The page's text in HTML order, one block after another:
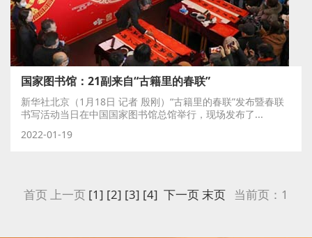
国家图书馆：21副来自“古籍里的春联”
新华社北京（1月18日 记者 殷刚）“古籍里的春联”发布暨春联
书写活动当日在中国国家图书馆总馆举行，现场发布了...
2022-01-19
首页 上一页 [1] [2] [3] [4] 下一页末页 当前页：1